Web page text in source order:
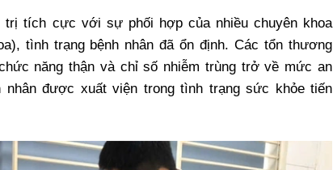
trị tích cực với sự phối hợp của nhiều chuyên khoa
tình trạng bệnh nhân đã ổn định. Các tổn thương
năng thận và chỉ số nhiễm trùng trở về mức an
nhân được xuất viện trong tình trạng sức khỏe tiến